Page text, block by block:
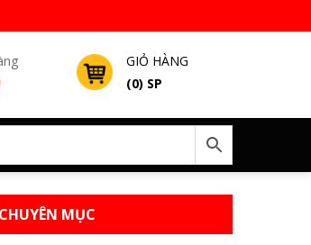
GIỎ HÀNG
(0) SP
CHUYÊN MỤC